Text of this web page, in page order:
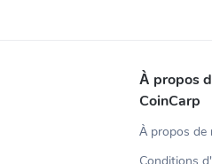
À propos
CoinCarp
À propos de